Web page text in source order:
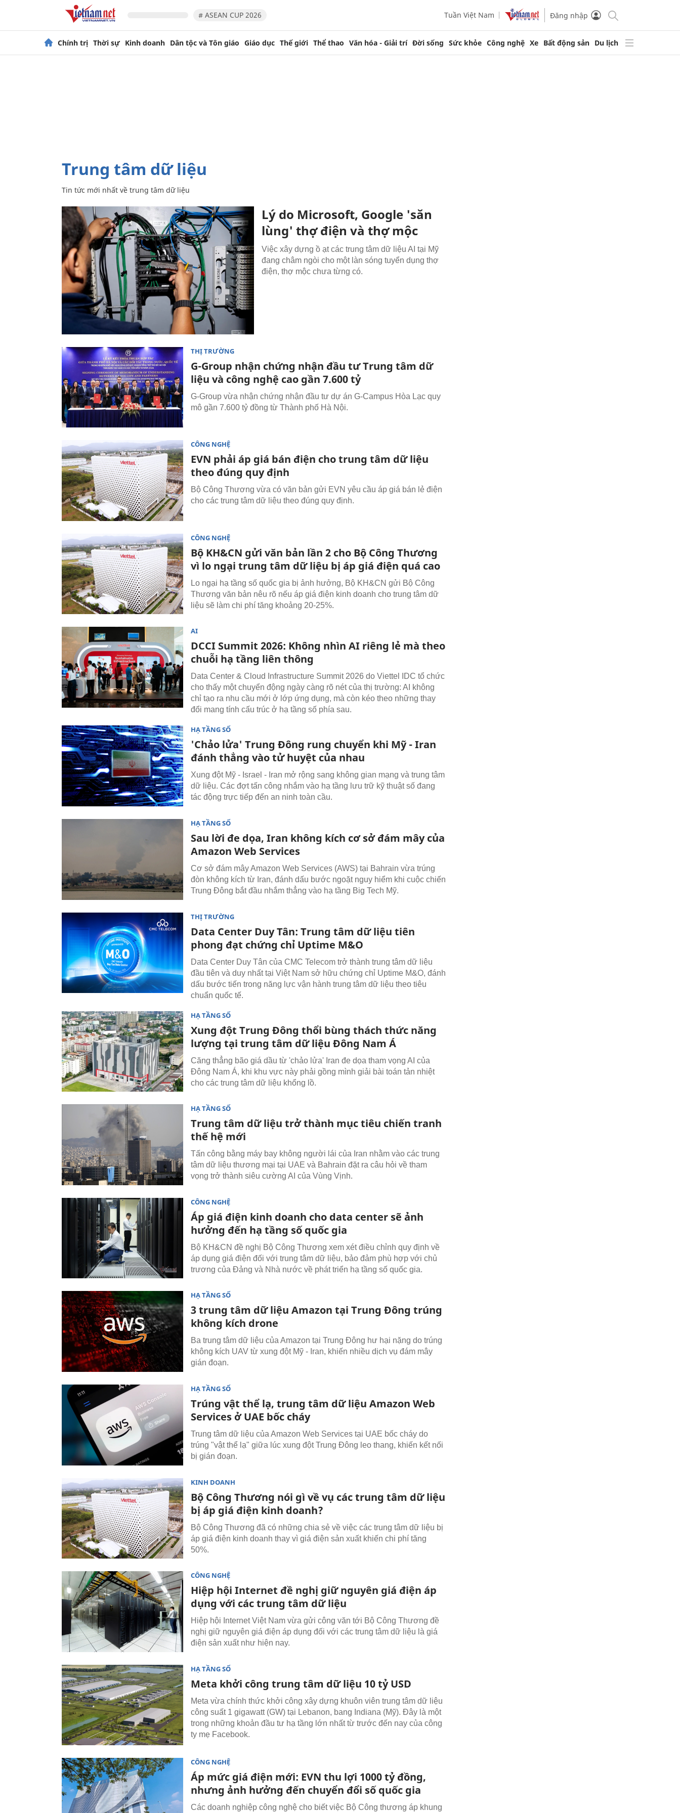
# ASEAN CUP 2026 Tuần Việt Nam Đăng nhập
Chính trị Thời sự Kinh doanh Dân tộc và Tôn giáo Giáo dục Thế giới Thể thao Văn hóa - Giải trí Đời sống Sức khỏe Công nghệ Xe Bất động sản Du lịch
trung tâm dữ liệu
Tin tức mới nhất về trung tâm dữ liệu
Lý do Microsoft, Google 'săn
lùng' thợ điện và thợ mộc
Việc xây dựng ồ ạt các trung tâm dữ liệu AI tại Mỹ
đang châm ngòi cho một làn sóng tuyển dụng thợ
điện, thợ mộc chưa từng có.
THỊ TRƯỜNG
G-Group nhận chứng nhận đầu tư Trung tâm dữ
liệu và công nghệ cao gần 7.600 tỷ
G-Group vừa nhận chứng nhận đầu tư dự án G-Campus Hòa Lạc quy
mô gần 7.600 tỷ đồng từ Thành phố Hà Nội.
CÔNG NGHỆ
EVN phải áp giá bán điện cho trung tâm dữ liệu
theo đúng quy định
Bộ Công Thương vừa có văn bản gửi EVN yêu cầu áp giá bán lẻ điện
cho các trung tâm dữ liệu theo đúng quy định.
CÔNG NGHỆ
Bộ KH&CN gửi văn bản lần 2 cho Bộ Công Thương
vì lo ngại trung tâm dữ liệu bị áp giá điện quá cao
Lo ngại hạ tầng số quốc gia bị ảnh hưởng, Bộ KH&CN gửi Bộ Công
Thương văn bản nêu rõ nếu áp giá điện kinh doanh cho trung tâm dữ
liệu sẽ làm chi phí tăng khoảng 20-25%.
AI
DCCI Summit 2026: Không nhìn AI riêng lẻ mà theo
chuỗi hạ tầng liên thông
Data Center & Cloud Infrastructure Summit 2026 do Viettel IDC tổ chức
cho thấy một chuyển động ngày càng rõ nét của thị trường: AI không
chỉ tạo ra nhu cầu mới ở lớp ứng dụng, mà còn kéo theo những thay
đổi mang tính cấu trúc ở hạ tầng số phía sau.
HẠ TẦNG SỐ
'Chảo lửa' Trung Đông rung chuyển khi Mỹ - Iran
đánh thẳng vào tử huyệt của nhau
Xung đột Mỹ - Israel - Iran mở rộng sang không gian mạng và trung tâm
dữ liệu. Các đợt tấn công nhắm vào hạ tầng lưu trữ kỹ thuật số đang
tác động trực tiếp đến an ninh toàn cầu.
HẠ TẦNG SỐ
Sau lời đe dọa, Iran không kích cơ sở đám mây của
Amazon Web Services
Cơ sở đám mây Amazon Web Services (AWS) tại Bahrain vừa trúng
đòn không kích từ Iran, đánh dấu bước ngoặt nguy hiểm khi cuộc chiến
Trung Đông bắt đầu nhắm thẳng vào hạ tầng Big Tech Mỹ.
THỊ TRƯỜNG
Data Center Duy Tân: Trung tâm dữ liệu tiên
phong đạt chứng chỉ Uptime M&O
Data Center Duy Tân của CMC Telecom trở thành trung tâm dữ liệu
đầu tiên và duy nhất tại Việt Nam sở hữu chứng chỉ Uptime M&O, đánh
dấu bước tiến trong năng lực vận hành trung tâm dữ liệu theo tiêu
chuẩn quốc tế.
HẠ TẦNG SỐ
Xung đột Trung Đông thổi bùng thách thức năng
lượng tại trung tâm dữ liệu Đông Nam Á
Căng thẳng bão giá dầu từ 'chảo lửa' Iran đe dọa tham vọng AI của
Đông Nam Á, khi khu vực này phải gồng mình giải bài toán tản nhiệt
cho các trung tâm dữ liệu khổng lồ.
HẠ TẦNG SỐ
Trung tâm dữ liệu trở thành mục tiêu chiến tranh
thế hệ mới
Tấn công bằng máy bay không người lái của Iran nhằm vào các trung
tâm dữ liệu thương mại tại UAE và Bahrain đặt ra câu hỏi về tham
vọng trở thành siêu cường AI của Vùng Vịnh.
CÔNG NGHỆ
Áp giá điện kinh doanh cho data center sẽ ảnh
hưởng đến hạ tầng số quốc gia
Bộ KH&CN đề nghị Bộ Công Thương xem xét điều chỉnh quy định về
áp dụng giá điện đối với trung tâm dữ liệu, bảo đảm phù hợp với chủ
trương của Đảng và Nhà nước về phát triển hạ tầng số quốc gia.
HẠ TẦNG SỐ
3 trung tâm dữ liệu Amazon tại Trung Đông trúng
không kích drone
Ba trung tâm dữ liệu của Amazon tại Trung Đông hư hại nặng do trúng
không kích UAV từ xung đột Mỹ - Iran, khiến nhiều dịch vụ đám mây
gián đoạn.
HẠ TẦNG SỐ
Trúng vật thể lạ, trung tâm dữ liệu Amazon Web
Services ở UAE bốc cháy
Trung tâm dữ liệu của Amazon Web Services tại UAE bốc cháy do
trúng "vật thể lạ" giữa lúc xung đột Trung Đông leo thang, khiến kết nối
bị gián đoạn.
KINH DOANH
Bộ Công Thương nói gì về vụ các trung tâm dữ liệu
bị áp giá điện kinh doanh?
Bộ Công Thương đã có những chia sẻ về việc các trung tâm dữ liệu bị
áp giá điện kinh doanh thay vì giá điện sản xuất khiến chi phí tăng
50%.
CÔNG NGHỆ
Hiệp hội Internet đề nghị giữ nguyên giá điện áp
dụng với các trung tâm dữ liệu
Hiệp hội Internet Việt Nam vừa gửi công văn tới Bộ Công Thương đề
nghị giữ nguyên giá điện áp dụng đối với các trung tâm dữ liệu là giá
điện sản xuất như hiện nay.
HẠ TẦNG SỐ
Meta khởi công trung tâm dữ liệu 10 tỷ USD
Meta vừa chính thức khởi công xây dựng khuôn viên trung tâm dữ liệu
công suất 1 gigawatt (GW) tại Lebanon, bang Indiana (Mỹ). Đây là một
trong những khoản đầu tư hạ tầng lớn nhất từ trước đến nay của công
ty mẹ Facebook.
CÔNG NGHỆ
Áp mức giá điện mới: EVN thu lợi 1000 tỷ đồng,
nhưng ảnh hưởng đến chuyển đổi số quốc gia
Các doanh nghiệp công nghệ cho biết việc Bộ Công thương áp khung